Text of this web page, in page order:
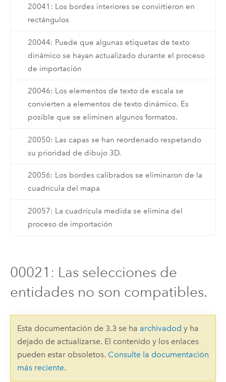
20041: Los bordes interiores se convirtieron en
rectángulos
20044: Puede que algunas etiquetas de texto
dinámico se hayan actualizado durante el proceso
de importación
20046: Los elementos de texto de escala se
convierten a elementos de texto dinámico. Es
posible que se eliminen algunos formatos.
20050: Las capas se han reordenado respetando
su prioridad de dibujo 3D.
20056: Los bordes calibrados se eliminaron de la
cuadrícula del mapa
20057: La cuadrícula medida se elimina del
proceso de importación
00021: Las selecciones de
entidades no son compatibles.
Esta documentación de 3.3 se ha archivadod y ha
dejado de actualizarse. El contenido y los enlaces
pueden estar obsoletos. Consulte la documentación
más reciente.